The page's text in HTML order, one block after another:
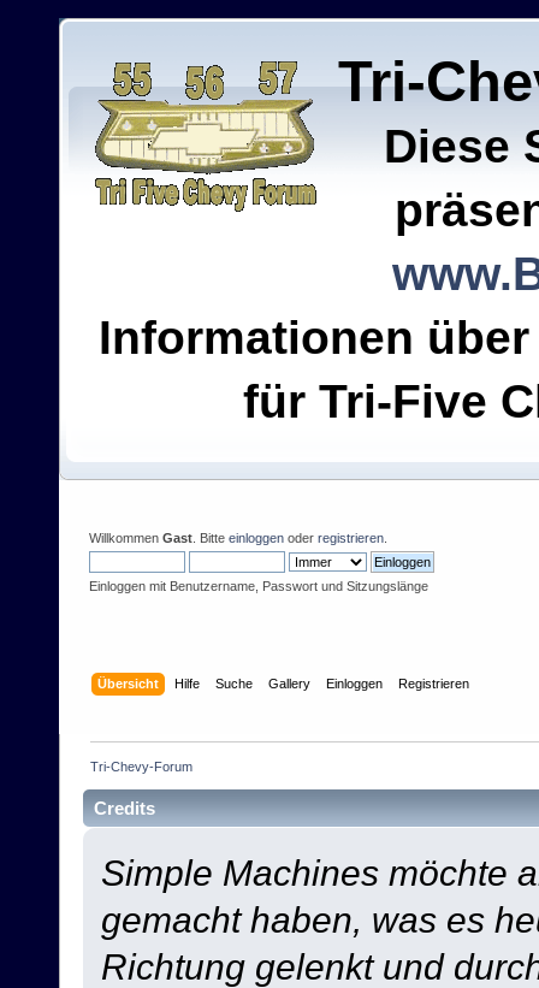
Tri-
Diese
Informationen
für Tri-Five
Willkommen Gast . Bitte einloggen oder registrieren
Einloggen mit Benutzername, Passwort und Sitzungslänge
Übersicht Hilfe Suche Gallery Einloggen Registrieren
Tri-Chevy-Forum
Credits
Simple Machines möchte
gemacht haben, was es
Richtung gelenkt und